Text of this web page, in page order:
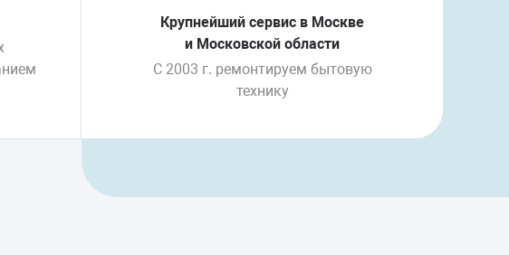
Крупнейший сервис в Москве
и Московской области
С 2003 г. ремонтируем бытовую
технику